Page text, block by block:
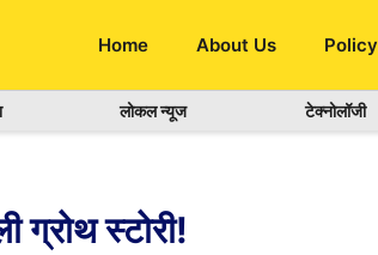
Home About Us Policy
लोकल न्यूज टेक्नोलॉजी
ग्रोथ स्टोरी!